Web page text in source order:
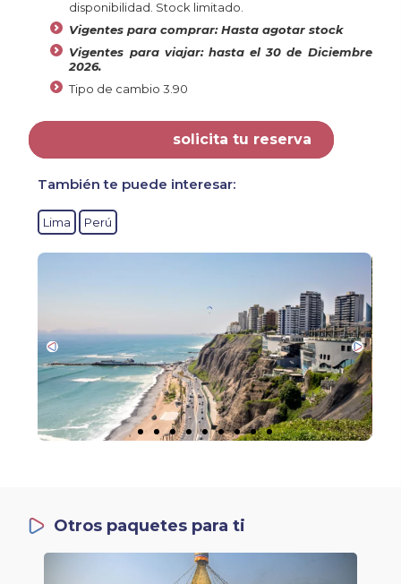
disponibilidad. Stock limitado.
Vigentes para comprar: Hasta agotar stock
Vigentes para viajar: hasta el 30 de Diciembre
2026.
Tipo de cambio 3.90
solicita tu reserva
También te puede interesar:
Lima Perú
Otros paquetes para ti